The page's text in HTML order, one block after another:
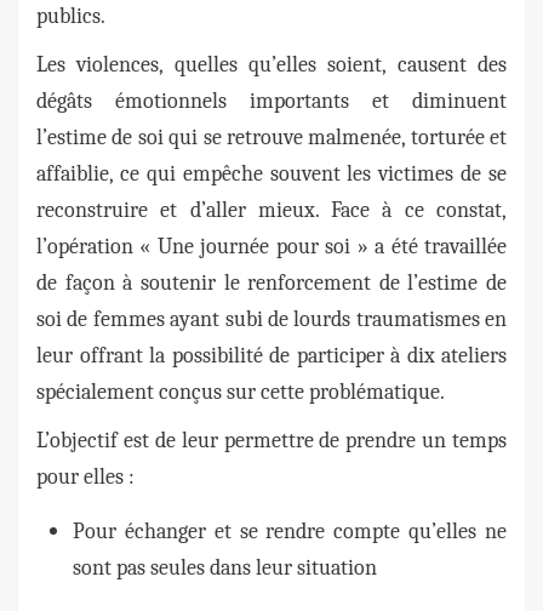
publics.
Les violences, quelles qu’elles soient, causent des
dégâts émotionnels importants et diminuent
l’estime de soi qui se retrouve malmenée, torturée et
affaiblie, ce qui empêche souvent les victimes de se
reconstruire et d’aller mieux. Face à ce constat,
l’opération « Une journée pour soi » a été travaillée
de façon à soutenir le renforcement de l’estime de
soi de femmes ayant subi de lourds traumatismes en
leur offrant la possibilité de participer à dix ateliers
spécialement conçus sur cette problématique.
L’objectif est de leur permettre de prendre un temps
pour elles :
Pour échangeret se rendre compte qu’elles ne
sont passeules dans leur situation